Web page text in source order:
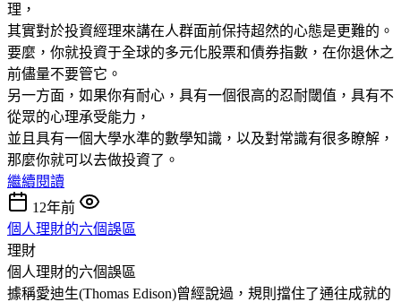
理，
其實對於投資經理來講在人群面前保持超然的心態是更難的。
要麼，你就投資于全球的多元化股票和債券指數，在你退休之
前儘量不要管它。
另一方面，如果你有耐心，具有一個很高的忍耐閾值，具有不
從眾的心理承受能力，
並且具有一個大學水準的數學知識，以及對常識有很多瞭解，
那麼你就可以去做投資了。
繼續閱讀
12年前
個人理財的六個誤區
理財
個人理財的六個誤區
據稱愛迪生(Thomas Edison)曾經說過，規則擋住了通往成就的